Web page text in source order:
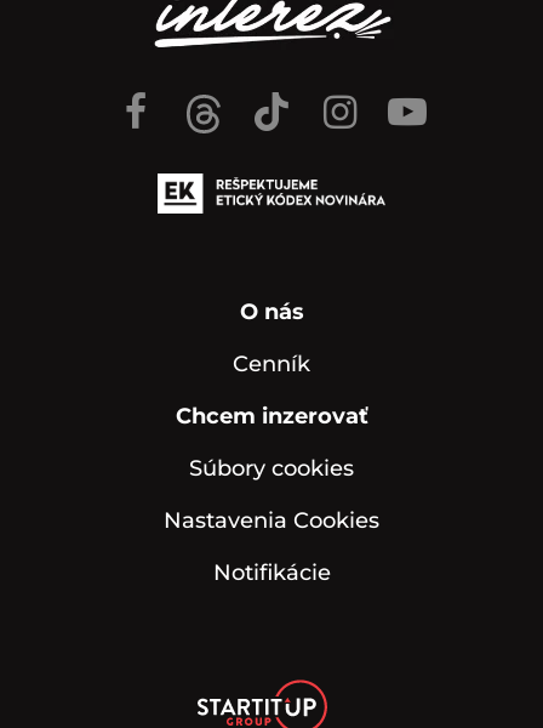
O nás
Cenník
Chcem inzerovať
Súbory cookies
Nastavenia Cookies
Notifikácie